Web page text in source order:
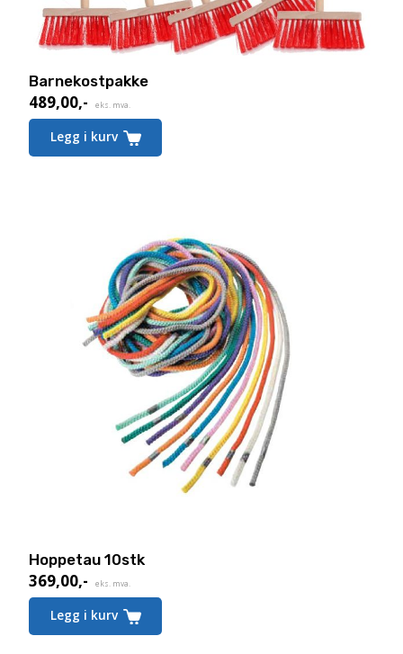
Barnekostpakke
489,00,- eks. mva.
Legg i kurv
Hoppetau 10stk
369,00,- eks. mva.
Legg i kurv